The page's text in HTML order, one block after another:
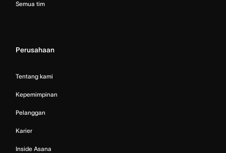
Semua tim
Perusahaan
Tentang kami
Kepemimpinan
Pelanggan
Karier
Inside Asana